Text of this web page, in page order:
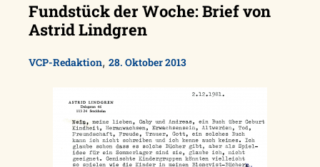
Fundstück der Woche: Brief von
Astrid Lindgren
VCP-Redaktion, 28. Oktober 2013